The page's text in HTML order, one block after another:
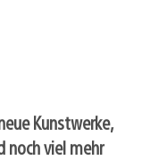
Kunstwerke,
noch viel mehr